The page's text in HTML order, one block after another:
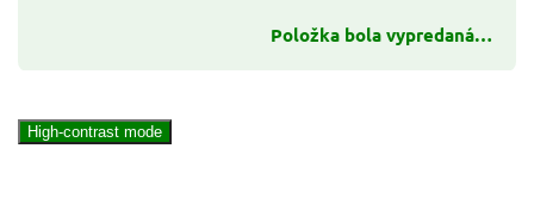
Položka bola vypredaná…
High-contrast mode